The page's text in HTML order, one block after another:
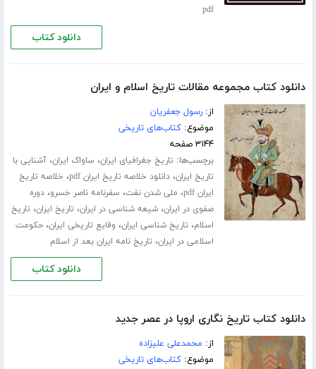
pdf
دانلود کتاب
دانلود کتاب مجموعه مقالات تاریخ اسلام و ایران
از:رسول جعفریان
موضوع:کتاب‌های تاریخی
۳۱۴۴ صفحه
برچسب‌ها: تاریخ جغرافیای ایران، ساواک ایران،آشنایی با
تاریخ ایران،دانلود خلاصه تاریخ ایران pdf ، خلاصه تاریخ
ایران pdf
، ملی شدن نفت، سفرنامه ناصر خسرو،دوره
صفوی در ایران،شیعه شناسی در ایران، تاریخ ایران، تاریخ
اسلام، تاریخ شناسی ایران، وقایع تاریخی ایران،حکومت
اسلامی در ایران، تاریخ نامه ایران بعد از اسلام
دانلود کتاب
دانلود کتاب تاریخ نگاری اروپا در عصر جدید
از: محمدعلی علیزاده
موضوع:کتاب‌های تاریخی